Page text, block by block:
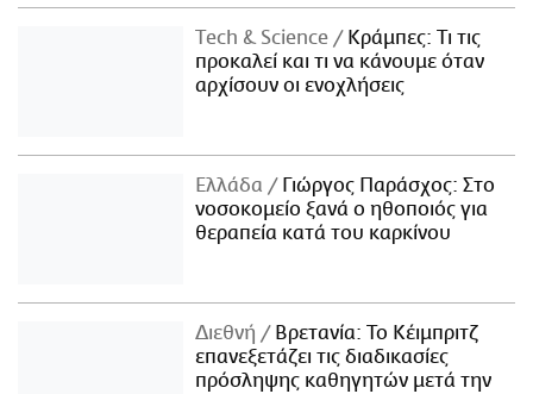
Τech & Science
Κράμπες: Τι τις
προκαλεί και τι να κάνουμε όταν
αρχίσουν οι ενοχλήσεις
Ελλάδα
Γιώργος Παράσχος: Στο
νοσοκομείο ξανά ο ηθοποιός για
θεραπεία κατά του καρκίνου
Διεθνή
Βρετανία: Το Κέιμπριτζ
επανεξετάζει τις διαδικασίες
πρόσληψης καθηγητών μετά την